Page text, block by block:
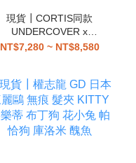
現貨┃CORTIS同款
UNDERCOVER x
Medicom Toy
NT$7,280 ~ NT$8,580